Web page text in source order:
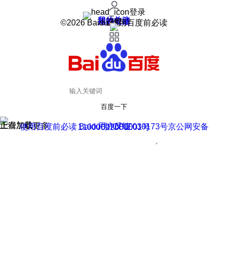
登录
我的关注
我的收藏
皮肤中心
用户反馈
设置
©2026 Baidu 使用百度前必读
百度一下
正在加载
上滑加载更多 用户反馈
使用百度前必读 Baidu 京ICP证030173号
京公网安备11000002000001号